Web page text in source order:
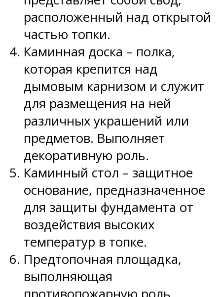
расположенный над открытой
частью топки.
Каминная доска – полка,
которая крепится над
дымовым карнизом и служит
для размещения на ней
различных украшений или
предметов. Выполняет
декоративную роль.
Каминный стол – защитное
основание, предназначенное
для защиты фундамента от
воздействия высоких
температур в топке.
Предтопочная площадка,
выполняющая